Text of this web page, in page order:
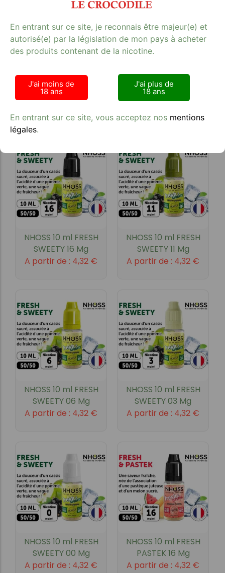
NHOSS 10 ml MOJITO
06Mg
NHOSS 10 ml MOJITO
03Mg
NHOSS 10 ml FRESH
SWEETY 16 Mg
A partir de : 4,32 €
NHOSS 10 ml FRESH
SWEETY 11 Mg
A partir de : 4,32 €
NHOSS 10 ml FRESH
SWEETY 06 Mg
A partir de : 4,32 €
NHOSS 10 ml FRESH
SWEETY 03 Mg
A partir de : 4,32 €
NHOSS 10 ml FRESH
SWEETY 00 Mg
A partir de : 4,32 €
NHOSS 10 ml FRESH
PASTEK 16 Mg
A partir de : 4,32 €
En entrant sur ce site, je reconnais être majeur(e) et
autorisé(e) par la législation de mon pays à acheter
des produits contenant de la nicotine.
J'ai moins de
18 ans
J'ai plus de
18 ans
En entrant sur ce site, vous acceptez nos mentions
légales.